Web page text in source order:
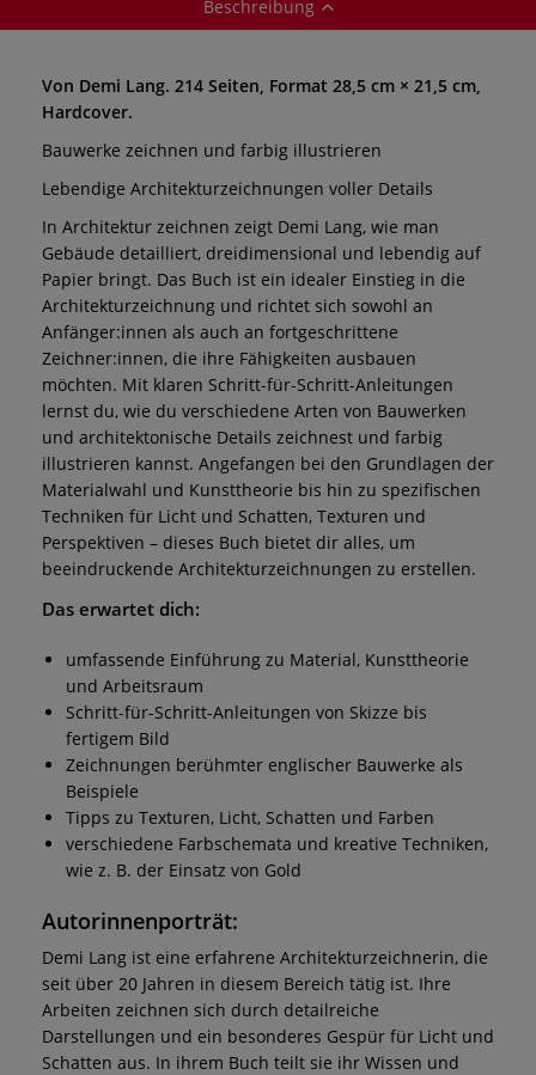
Beschreibung
Von Demi Lang. 214 Seiten, Format 28,5 cm × 21,5 cm,
Hardcover.
Bauwerke zeichnen und farbig illustrieren
Lebendige Architekturzeichnungen voller Details
In Architektur zeichnen zeigt Demi Lang, wie man
Gebäude detailliert, dreidimensional und lebendig auf
Papier bringt. Das Buch ist ein idealer Einstieg in die
Architekturzeichnung und richtet sich sowohl an
Anfänger:innen als auch an fortgeschrittene
Zeichner:innen, die ihre Fähigkeiten ausbauen
möchten. Mit klaren Schritt-für-Schritt-Anleitungen
lernst du, wie du verschiedene Arten von Bauwerken
und architektonische Details zeichnest und farbig
illustrieren kannst. Angefangen bei den Grundlagen der
Materialwahl und Kunsttheorie bis hin zu spezifischen
Techniken für Licht und Schatten, Texturen und
Perspektiven – dieses Buch bietet dir alles, um
beeindruckende Architekturzeichnungen zu erstellen.
Das erwartet dich:
umfassende Einführung zu Material, Kunsttheorie
und Arbeitsraum
Schritt-für-Schritt-Anleitungen von Skizze bis
fertigem Bild
Zeichnungen berühmter englischer Bauwerke als
Beispiele
Tipps zu Texturen, Licht, Schatten und Farben
verschiedene Farbschemata und kreative Techniken,
wie z. B. der Einsatz von Gold
Autorinnenporträt:
Demi Lang ist eine erfahrene Architekturzeichnerin, die
seit über 20 Jahren in diesem Bereich tätig ist. Ihre
Arbeiten zeichnen sich durch detailreiche
Darstellungen und ein besonderes Gespür für Licht und
Schatten aus. In ihrem Buch teilt sie ihr Wissen und